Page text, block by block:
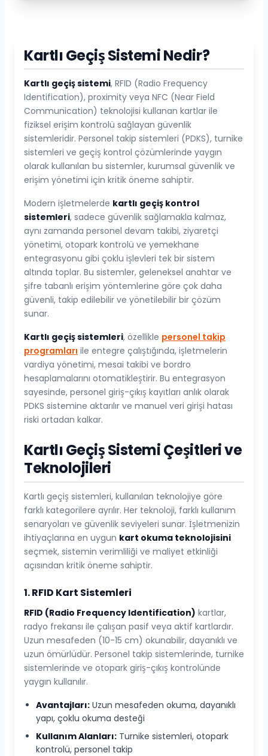
Kartlı Geçiş Sistemi Nedir?
Kartlı geçiş sistemi, RFID (Radio Frequency
Identification), proximity veya NFC (Near Field
Communication) teknolojisi kullanan kartlar ile
fiziksel erişim kontrolü sağlayan güvenlik
sistemleridir. Personel takip sistemleri (PDKS), turnike
sistemleri ve geçiş kontrol çözümlerinde yaygın
olarak kullanılan bu sistemler, kurumsal güvenlik ve
erişim yönetimi için kritik öneme sahiptir.
Modern işletmelerde kartlı geçiş kontrol
sistemleri, sadece güvenlik sağlamakla kalmaz,
aynı zamanda personel devam takibi, ziyaretçi
yönetimi, otopark kontrolü ve yemekhane
entegrasyonu gibi çoklu işlevleri tek bir sistem
altında toplar. Bu sistemler, geleneksel anahtar ve
şifre tabanlı erişim yöntemlerine göre çok daha
güvenli, takip edilebilir ve yönetilebilir bir çözüm
sunar.
Kartlı geçiş sistemleri, özellikle personel takip
programları ile entegre çalıştığında, işletmelerin
vardiya yönetimi, mesai takibi ve bordro
hesaplamalarını otomatikleştirir. Bu entegrasyon
sayesinde, personel giriş-çıkış kayıtları anlık olarak
PDKS sistemine aktarılır ve manuel veri girişi hatası
riski ortadan kalkar.
Kartlı Geçiş Sistemi Çeşitleri ve
Teknolojileri
Kartlı geçiş sistemleri, kullanılan teknolojiye göre
farklı kategorilere ayrılır. Her teknoloji, farklı kullanım
senaryoları ve güvenlik seviyeleri sunar. İşletmenizin
ihtiyaçlarına en uygun kart okuma teknolojisini
seçmek, sistemin verimliliği ve maliyet etkinliği
açısından kritik öneme sahiptir.
1. RFID Kart Sistemleri
RFID (Radio Frequency Identification) kartlar,
radyo frekansı ile çalışan pasif veya aktif kartlardır.
Uzun mesafeden (10-15 cm) okunabilir, dayanıklı ve
uzun ömürlüdür. Personel takip sistemlerinde, turnike
sistemlerinde ve otopark giriş-çıkış kontrolünde
yaygın kullanılır.
Avantajları: Uzun mesafeden okuma, dayanıklı
yapı, çoklu okuma desteği
Kullanım Alanları: Turnike sistemleri, otopark
kontrolü, personel takip